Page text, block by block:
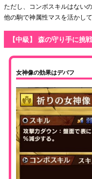
ただし、コンボスキルはない
他の駒で神属性マスを活かして
【中級】 森の守り手に挑戦
女神像の効果はデバフ